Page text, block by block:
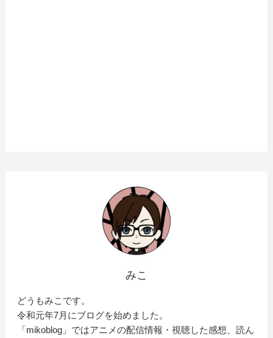
みこ
どうもみこです。
令和元年7月にブログを始めました。
「mikoblog」ではアニメの配信情報・視聴した感想、読ん